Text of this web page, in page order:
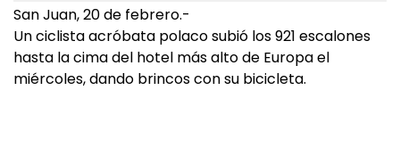
San Juan, 20 de febrero.-
Un ciclista acróbata polaco subió los 921 escalones
hasta la cima del hotel más alto de Europa el
miércoles, dando brincos con su bicicleta.